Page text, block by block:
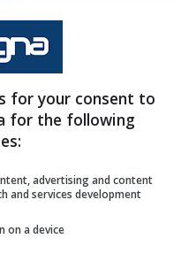
for your consent to
for the following
advertising and content
and services development
on a device